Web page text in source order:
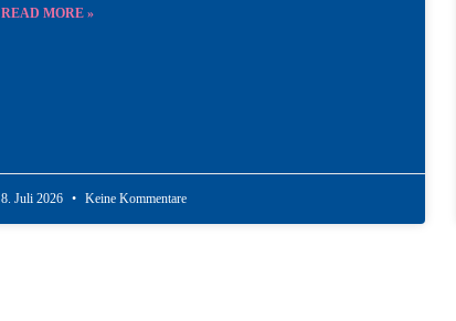
READ MORE »
8. Juli 2026 Keine Kommentare